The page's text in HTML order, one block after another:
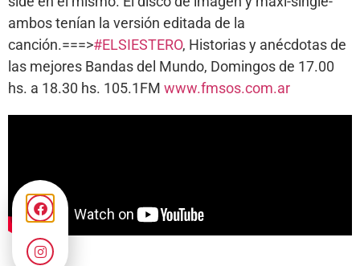
ambos tenían la versión editada de la
canción.===>#ELSIESTERO, Historias y anécdotas de
las mejores Bandas del Mundo, Domingos de 17.00
hs. a 18.30 hs. 105.1FM www.fmsos.com.ar